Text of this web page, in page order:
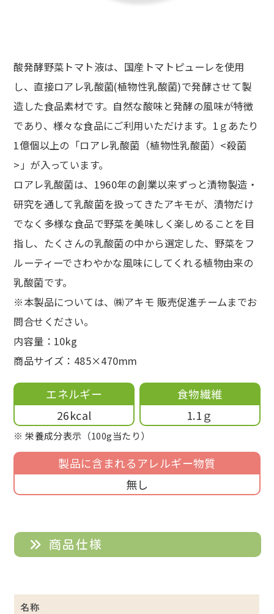
酸発酵野菜トマト液は、国産トマトピューレを使用
し、直接ロアレ乳酸菌(植物性乳酸菌)で発酵させて製
造した食品素材です。自然な酸味と発酵の風味が特徴
であり、様々な食品にご利用いただけます。1ｇあたり
1億個以上の「ロアレ乳酸菌（植物性乳酸菌）<殺菌
>」が入っています。
ロアレ乳酸菌は、1960年の創業以来ずっと漬物製造・
研究を通して乳酸菌を扱ってきたアキモが、漬物だけ
でなく多様な食品で野菜を美味しく楽しめることを目
指し、たくさんの乳酸菌の中から選定した、野菜をフ
ルーティーでさわやかな風味にしてくれる植物由来の
乳酸菌です。
※本製品については、㈱アキモ 販売促進チームまでお
問合せください。
内容量：10kg
商品サイズ：485×470mm
エネルギー
26kcal
食物繊維
1.1ｇ
※ 栄養成分表示（100g当たり）
製品に含まれるアレルギー物質
無し
商品仕様
名称